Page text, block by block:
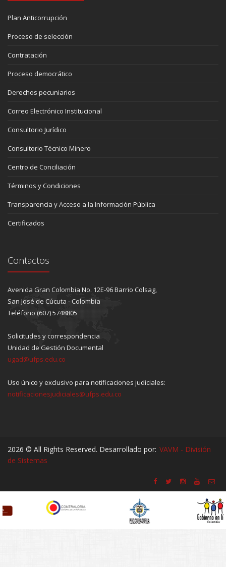
Plan Anticorrupción
Proceso de selección
Contratación
Proceso democrático
Derechos pecuniarios
Correo Electrónico Institucional
Consultorio Jurídico
Consultorio Técnico Minero
Centro de Conciliación
Términos y Condiciones
Transparencia y Acceso a la Información Pública
Certificados
Contactos
Avenida Gran Colombia No. 12E-96 Barrio Colsag,
San José de Cúcuta - Colombia
Teléfono (607) 5748805
Solicitudes y correspondencia
Unidad de Gestión Documental
ugad@ufps.edu.co
Uso único y exclusivo para notificaciones judiciales:
notificacionesjudiciales@ufps.edu.co
2026 © All Rights Reserved. Desarrollado por: VAVM - División
de Sistemas